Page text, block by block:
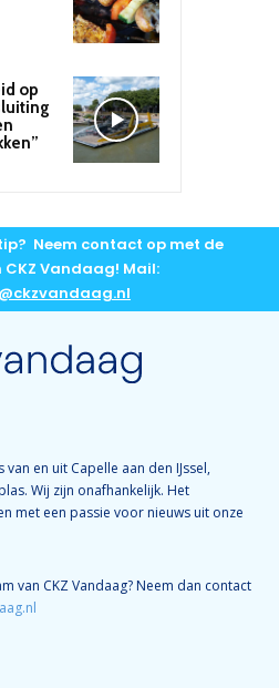
op
Neem contact op met de
Vandaag! Mail:
en uit Capelle aan den IJssel,
Wij zijn onafhankelijk. Het
met een passie voor nieuws uit onze
van CKZ Vandaag? Neem dan contact